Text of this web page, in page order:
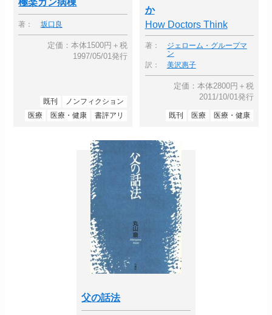
著： 坂口良
定価：本体1500円＋税
1997/05/01発行
既刊
ノンフィクション
医療
医療・健康 書評アリ
か
How Doctors Think
著：
ジェローム・グループマ
ン
訳：
美沢惠子
定価：本体2800円＋税
2011/10/01発行
既刊 医療 医療・健康
父の話法